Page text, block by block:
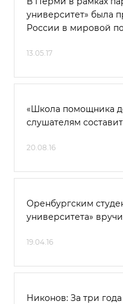
университет» была
России в мировой
13.05.17
«Школа помощника
слушателям
20.08.16
Оренбургским
университета»
19.04.16
Никонов: За три